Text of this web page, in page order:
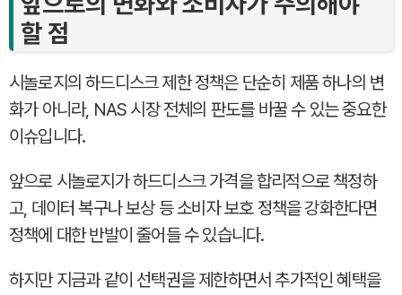
할 점
시놀로지의 하드디스크 제한 정책은 단순히 제품 하나의 변
화가 아니라, NAS 시장 전체의 판도를 바꿀 수 있는 중요한
이슈입니다.
앞으로 시놀로지가 하드디스크 가격을 합리적으로 책정하
고, 데이터 복구나 보상 등 소비자 보호 정책을 강화한다면
정책에 대한 반발이 줄어들 수 있습니다.
하지만 지금과 같이 선택권을 제한하면서 추가적인 혜택을